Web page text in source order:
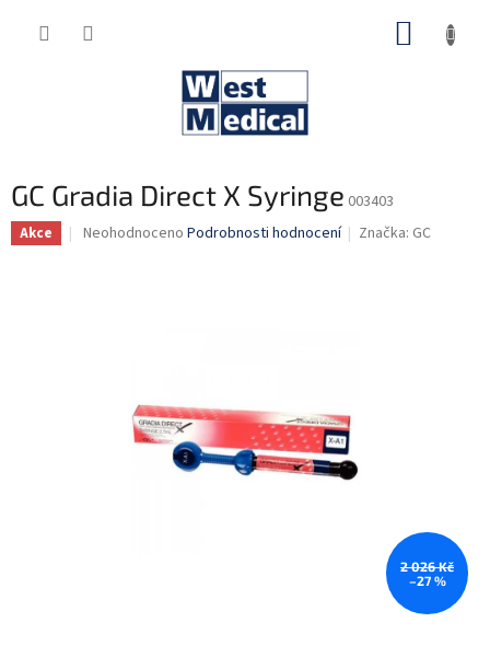
GC Gradia Direct X Syringe 003403
Akce
Průměrné
Neohodnoceno Podrobnosti hodnocení Značka: GC
2 026 Kč
–27 %